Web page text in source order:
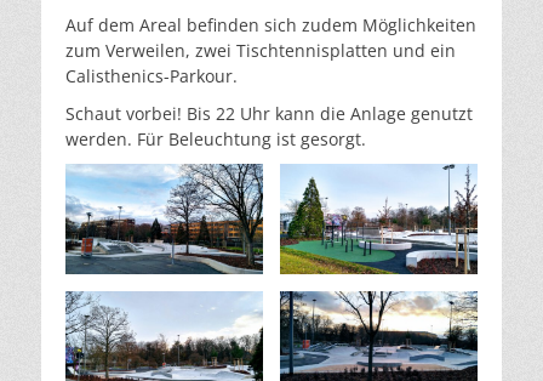
Auf dem Areal befinden sich zudem Möglichkeiten
zum Verweilen, zwei Tischtennisplatten und ein
Calisthenics-Parkour.
Schaut vorbei! Bis 22 Uhr kann die Anlage genutzt
werden. Für Beleuchtung ist gesorgt.